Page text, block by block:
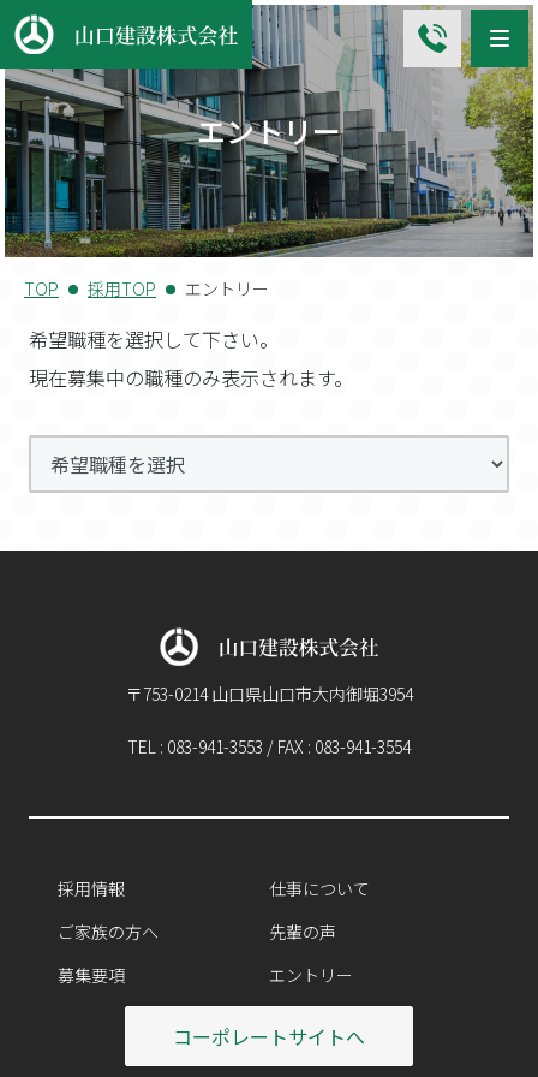
エントリー
TOP 採用TOP エントリー
希望職種を選択して下さい。
現在募集中の職種のみ表示されます。
〒753-0214 山口県山口市大内御堀3954
TEL : 083-941-3553 / FAX : 083-941-3554
採用情報
仕事について
ご家族の方へ
先輩の声
募集要項
エントリー
コーポレートサイトへ